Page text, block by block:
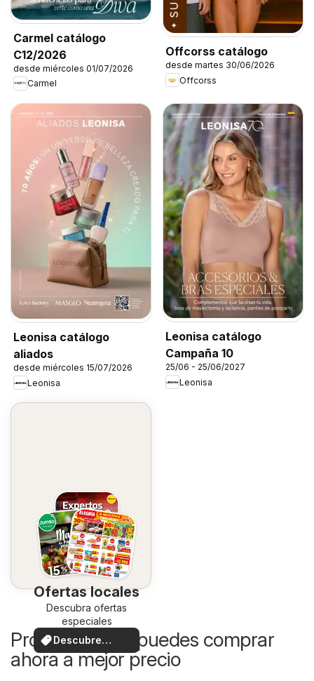
Carmel catálogo
C12/2026
desde miércoles 01/07/2026
Carmel
Offcorss catálogo
desde martes 30/06/2026
Offcorss
Leonisa catálogo
aliados
desde miércoles 15/07/2026
Leonisa
Leonisa catálogo
Campaña 10
25/06 - 25/06/2027
Leonisa
Ofertas locales
Descubra ofertas
especiales
Descubre
ofertas
Productos que puedes comprar
ahora a mejor precio